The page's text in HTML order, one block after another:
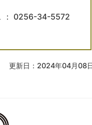
： 0256-34-5572
更新日：2024年04月08